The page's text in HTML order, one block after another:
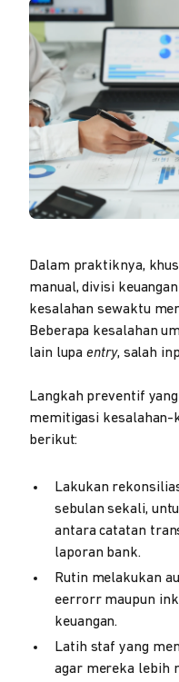
Dalam praktiknya,
manual, divisi
kesalahan sewaktu
Beberapa kesalahan
lain lupaentry, salah
Langkah preventif
memitigasi
berikut:
Lakukan
sebulan sekali,
antara catatan
laporan bank.
Rutin melakukan
eerrorr maupun
keuangan.
Latih staf yang
agar mereka lebih